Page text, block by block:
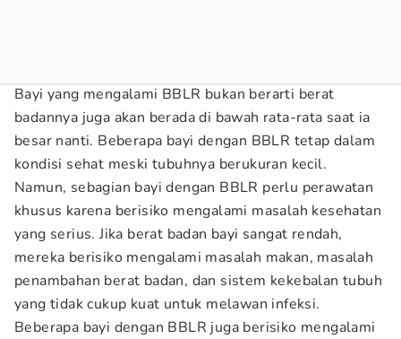
Bayi yang mengalami BBLR bukan berarti berat
badannya juga akan berada di bawah rata-rata saat ia
besar nanti. Beberapa bayi dengan BBLR tetap dalam
kondisi sehat meski tubuhnya berukuran kecil.
Namun, sebagian bayi dengan BBLR perlu perawatan
khusus karena berisiko mengalami masalah kesehatan
yang serius. Jika berat badan bayi sangat rendah,
mereka berisiko mengalami masalah makan, masalah
penambahan berat badan, dan sistem kekebalan tubuh
yang tidak cukup kuat untuk melawan infeksi.
Beberapa bayi dengan BBLR juga berisiko mengalami